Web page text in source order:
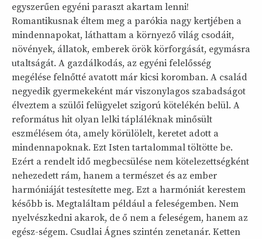
egyszerűen egyéni paraszt akartam lenni!
Romantikusnak éltem meg a parókia nagy kertjében a
mindennapokat, láthattam a környező világ csodáit,
növények, állatok, emberek örök körforgását, egymásra
utaltságát. A gazdálkodás, az egyéni felelősség
megélése felnőtté avatott már kicsi koromban. A család
negyedik gyermekeként már viszonylagos szabadságot
élveztem a szülői felügyelet szigorú kötelékén belül. A
református hit olyan lelki tápláléknak minősült
eszmélésem óta, amely körülölelt, keretet adott a
mindennapoknak. Ezt Isten tartalommal töltötte be.
Ezért a rendelt idő megbecsülése nem kötelezettségként
nehezedett rám, hanem a természet és az ember
harmóniáját testesítette meg. Ezt a harmóniát kerestem
később is. Megtaláltam például a feleségemben. Nem
nyelvészkedni akarok, de ő nem a feleségem, hanem az
egész-ségem. Csudlai Ágnes szintén zenetanár. Ketten